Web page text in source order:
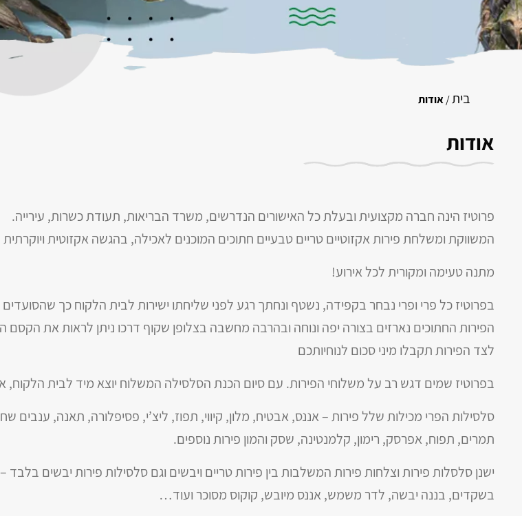
בית/אודות
אודות
פרוטיז הינה חברה מקצועית ובעלת כל האישורים הנדרשים, משרד הבריאות, תעודת כשרות, עירייה.
המשווקת ומשלחת פירות אקזוטיים טריים טבעיים חתוכים המוכנים לאכילה, בהגשה אקזוטית
מתנה טעימה ומקורית לכל אירוע!
בפרוטיז כל פרי ופרי נבחר בקפידה, נשטף ונחתך רגע לפני שליחתו ישירות לבית הלקוח כך
הפירות החתוכים נארזים בצורה יפה ונוחה ובהרבה מחשבה בצלופן שקוף דרכו ניתן לראות את הקסם
לצד הפירות תקבלו מיני סכום לנוחיותכם
בפרוטיז שמים דגש רב על משלוחי הפירות. עם סיום הכנת הסלסילה המשלוח יוצא מיד לבית
סלסילות הפרי מכילות שלל פירות – אננס, אבטיח, מלון, קיווי, תפוז, ליצ’י, פסיפלורה, תאנה, ענבים
תמרים, תפוח, אפרסק, רימון, קלמנטינה, שסק והמון פירות נוספים.
ישנן סלסלות פירות וצלחות פירות המשלבות בין פירות טריים ויבשים וגם סלסילות פירות
בשקדים, בננה יבשה, לדר משמש, אננס מיובש, קוקוס מסוכר ועוד…